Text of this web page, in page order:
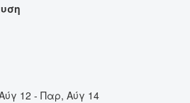
12 - Παρ, Αύγ 14